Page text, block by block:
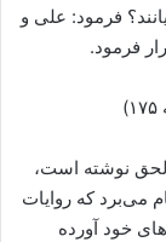
فرمود: علی و
فرمود.
نوشته است،
می‌برد که روایات
خود آورده